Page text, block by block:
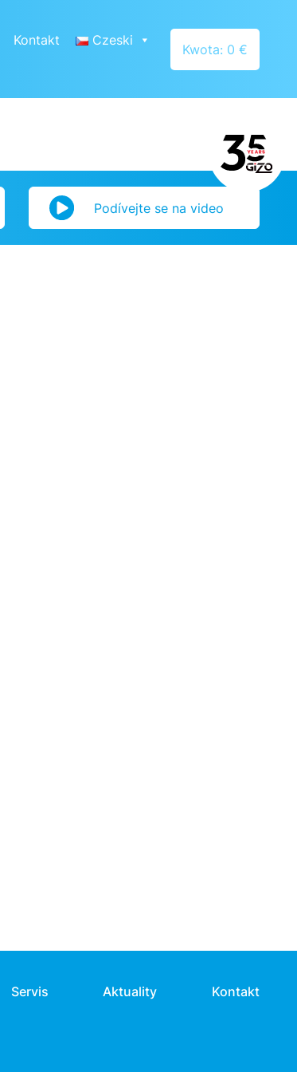
Kwota: 0 €
Kontakt Czeski
Podívejte se na video
Servis Aktuality Kontakt